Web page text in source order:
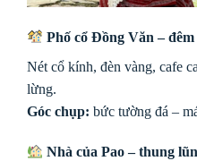
Phố cổ Đồng Văn –
Nét cổ kính, đèn vàng, cafe
lừng.
Góc chụp: bức tường đá –
Nhà của Pao – thung